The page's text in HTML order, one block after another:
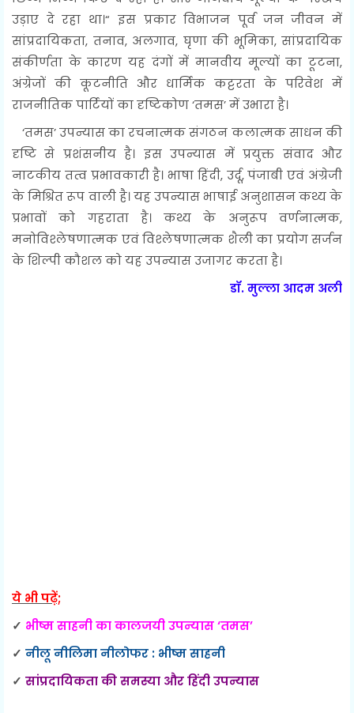
उड़ाए दे रहा था।“ इस प्रकार विभाजन पूर्व जन जीवन में
सांप्रदायिकता, तनाव, अलगाव, घृणा की भूमिका, सांप्रदायिक
संकीर्णता के कारण यह दंगों में मानवीय मूल्यों का टूटना,
अंग्रेजों की कूटनीति और धार्मिक कट्टरता के परिवेश में
राजनीतिक पार्टियों का दृष्टिकोण ‘तमस’ में उभारा है।
‘तमस’ उपन्यास का रचनात्मक संगठन कलात्मक साधन की
दृष्टि से प्रशंसनीय है। इस उपन्यास में प्रयुक्त संवाद और
नाटकीय तत्व प्रभावकारी है। भाषा हिंदी, उर्दू, पंजाबी एवं अंग्रेजी
के मिश्रित रूप वाली है। यह उपन्यास भाषाई अनुशासन कथ्य के
प्रभावों को गहराता है। कथ्य के अनुरूप वर्णनात्मक,
मनोविश्लेषणात्मक एवं विश्लेषणात्मक शैली का प्रयोग सर्जन
के शिल्पी कौशल को यह उपन्यास उजागर करता है।
डॉ. मुल्ला आदम अली
ये भी पढ़ें;
✓ भीष्म साहनी का कालजयी उपन्यास ‘तमस’
✓ नीलू नीलिमा नीलोफर : भीष्म साहनी
✓ सांप्रदायिकता की समस्या और हिंदी उपन्यास